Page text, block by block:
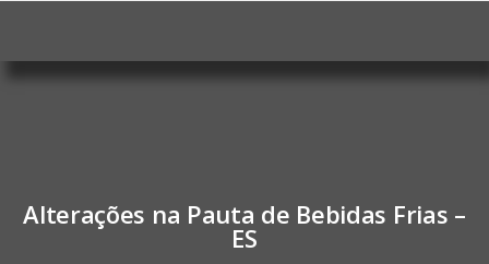
Alterações na Pauta de Bebidas Frias –
ES